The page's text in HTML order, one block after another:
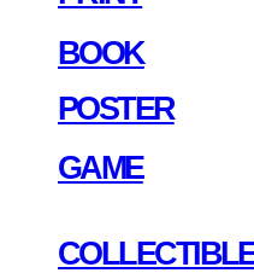
BOOK
POSTER
GAME